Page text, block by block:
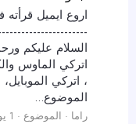
اروع ايميل
السلام عليكم
اتركي الماوس
، اتركي
الموضوع...
راما الموضوع 1 يونيو 2009